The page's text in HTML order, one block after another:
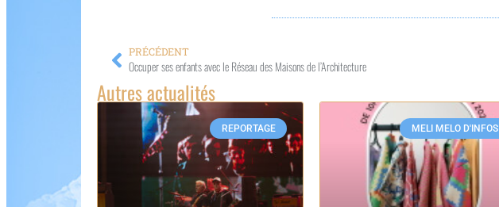
PRÉCÉDENT
Occuper ses enfants avec le Réseau des Maisons de l’Architecture
Autres actualités
REPORTAGE MELI MELO D'INFOS